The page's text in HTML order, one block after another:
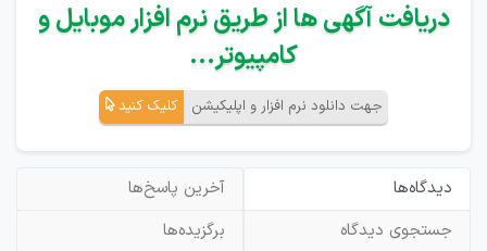
دریافت آگهی ها از طریق نرم افزار موبایل و
کامپیوتر...
جهت دانلود نرم افزار و اپلیکیشن کلیک کنید
دیدگاه‌ها
آخرین پاسخ‌ها
جستجوی دیدگاه
برگزیده‌ها